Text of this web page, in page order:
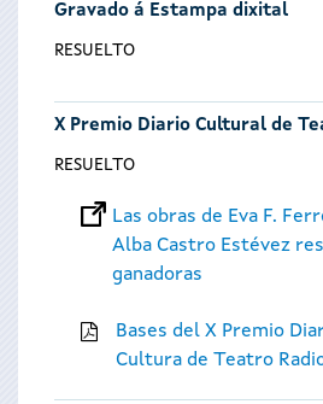
Gravado á Estampa dixital
RESUELTO
X Premio Diario Cultural de
RESUELTO
Las obras de Eva F.
Alba Castro Estévez
ganadoras
Bases del X Premio
Cultura de Teatro